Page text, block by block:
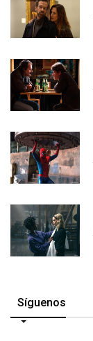
Síguenos